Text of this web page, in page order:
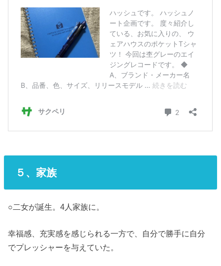
５、家族
○二女が誕生。4人家族に。
幸福感、充実感を感じられる一方で、自分で勝手に自分
でプレッシャーを与えていた。